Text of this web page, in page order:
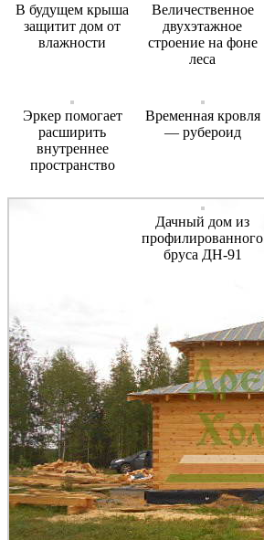
В будущем крыша
защитит дом от
влажности
Величественное
двухэтажное
строение на фоне
леса
Эркер помогает
расширить
внутреннее
пространство
Временная кровля
— рубероид
Дачный дом из
профилированного
бруса ДН-91